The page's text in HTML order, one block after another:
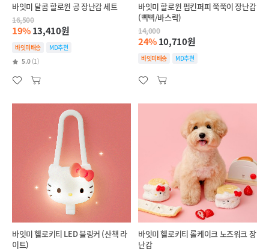
바잇미 달콤 할로윈 공 장난감 세트
16,500
19%13,410원
바잇미배송
MD추천
5.0 (1)
바잇미 할로윈 펌킨퍼피 쭉쭉이 장난감
(삑삑/바스락)
14,000
24%10,710원
바잇미배송 MD추천
바잇미 헬로키티 LED 블링커 (산책 라
이트)
바잇미 헬로키티 롤케이크 노즈워크 장
난감